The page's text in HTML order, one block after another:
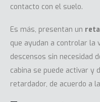
contacto con el suelo.
Es más, presentan un
que ayudan a controlar la
descensos sin necesidad
cabina se puede activar y
retardador, de acuerdo a